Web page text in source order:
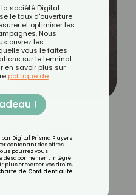
?
société Digital
le taux d'ouverture
et optimiser les
Nous
ouvrez les
vous le faites
sur le terminal
en savoir plus sur
politique de
!
Digital Prisma Players
contenant des offres
pourrez vous
désabonnement intégré
plus et exercer vos droits,
de Confidentialité.